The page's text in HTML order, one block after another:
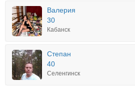
Валерия
30
Кабанск
Степан
40
Селенгинск